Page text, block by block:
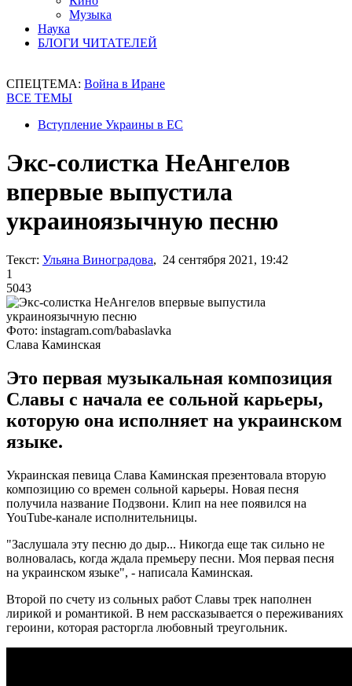
Музыка
Наука
БЛОГИ ЧИТАТЕЛЕЙ
СПЕЦТЕМА: Война в Иране
ВСЕ ТЕМЫ
Вступление Украины в ЕС
Экс-солистка НеАнгелов
впервые выпустила
украиноязычную песню
Текст: Ульяна Виноградова, 24 сентября 2021, 19:42
1
5043
Фото: instagram.com/babaslavka
Слава Каминская
Это первая музыкальная композиция
Славы с начала ее сольной карьеры,
которую она исполняет на украинском
языке.
Украинская певица Слава Каминская презентовала вторую
композицию со времен сольной карьеры. Новая песня
получила название Подзвони. Клип на нее появился на
YouTube-канале исполнительницы.
"Заслушала эту песню до дыр... Никогда еще так сильно не
волновалась, когда ждала премьеру песни. Моя первая песня
на украинском языке", - написала Каминская.
Второй по счету из сольных работ Славы трек наполнен
лирикой и романтикой. В нем рассказывается о переживаниях
героини, которая расторгла любовный треугольник.